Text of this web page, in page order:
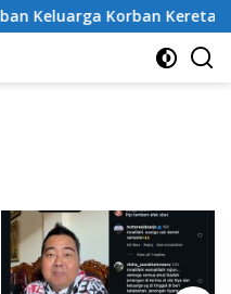
Korban Kereta